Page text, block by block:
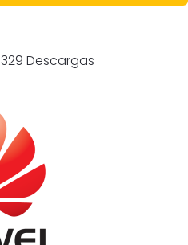
329 Descargas